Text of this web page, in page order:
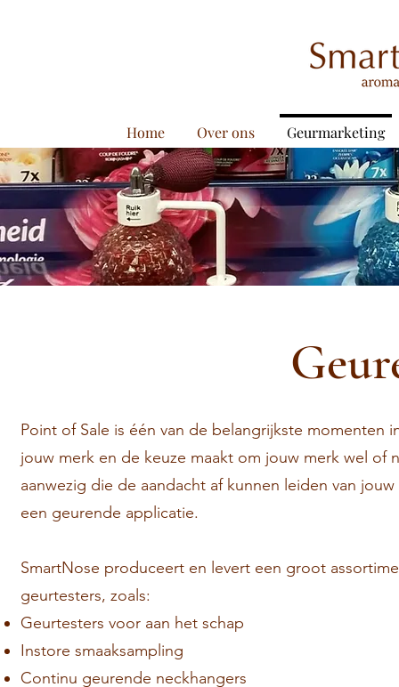
Home Over ons Geurmarketing
Point of Sale is één van de belangrijkste
jouw merk en de keuze maakt om jouw merk wel of
aanwezig die de aandacht af kunnen leiden van
een geurende applicatie.
SmartNose produceert en levert een groot
geurtesters, zoals:
Geurtesters voor aan het schap
Instore smaaksampling
Continu geurende neckhangers